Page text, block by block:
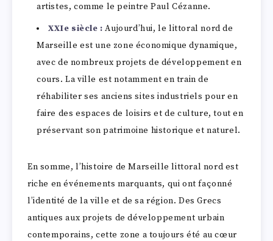
artistes, comme le peintre Paul Cézanne.
XXIe siècle :Aujourd’hui, le littoral nord de
Marseille est une zone économique dynamique,
avec de nombreux projets de développement en
cours. La ville est notamment en train de
réhabiliter ses anciens sites industriels pour en
faire des espaces de loisirs et de culture, tout en
préservant son patrimoine historique et naturel.
En somme, l’histoire de Marseille littoral nord est
riche en événements marquants, qui ont façonné
l’identité de la ville et de sa région. Des Grecs
antiques aux projets de développement urbain
contemporains, cette zone a toujours été au cœur